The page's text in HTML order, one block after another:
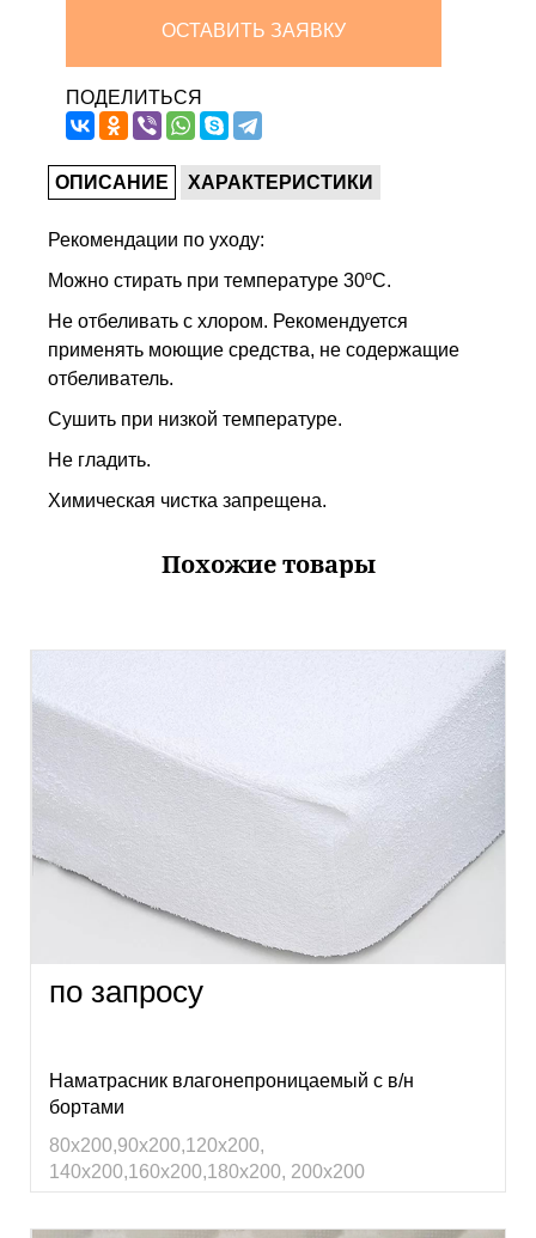
ОСТАВИТЬ ЗАЯВКУ
ПОДЕЛИТЬСЯ
ОПИСАНИЕ ХАРАКТЕРИСТИКИ
Рекомендации по уходу:
Можно стирать при температуре 30ºС.
Не отбеливать с хлором. Рекомендуется
применять моющие средства, не содержащие
отбеливатель.
Сушить при низкой температуре.
Не гладить.
Химическая чистка запрещена.
Похожие товары
по запросу
Наматрасник влагонепроницаемый с в/н
бортами
80х200,90х200,120х200,
140х200,160х200,180х200, 200х200